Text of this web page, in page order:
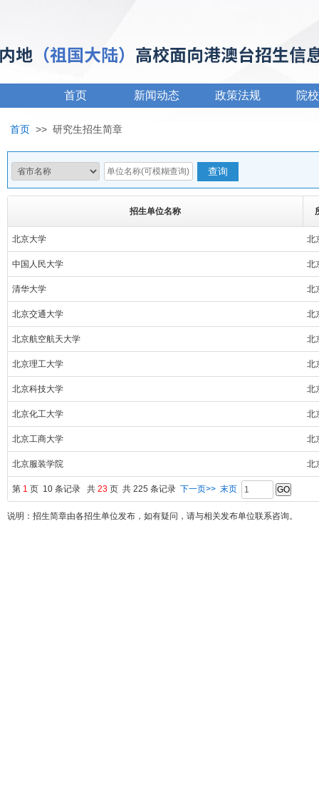
首页 新闻动态 政策法规 院
首页 >> 研究生招生简章
招生单位名称
北京大学 北
中国人民大学 北
清华大学 北
北京交通大学 北
北京航空航天大学 北
北京理工大学 北
北京科技大学 北
北京化工大学 北
北京工商大学 北
北京服装学院 北
第 1 页 10 条记录 共 23 页 共 225 条记录 下一页>> 末页
说明：招生简章由各招生单位发布，如有疑问，请与相关发布单位联系咨询。